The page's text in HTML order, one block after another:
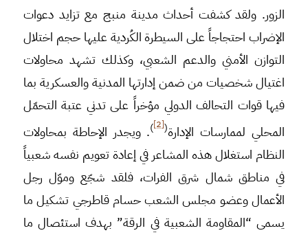
الزور. ولقد كشفت أحداث مدينة منبج مع تزايد دعوات
الإضراب احتجاجاً على السيطرة الكُردية عليها حجم اختلال
التوازن الأمني والدعم الشعبي، وكذلك تشهد محاولات
اغتيال شخصيات من ضمن إدارتها المدنية والعسكرية بما
فيها قوات التحالف الدولي مؤخراً على تدني عتبة التحمّل
المحلي لممارسات الإدارة(
[2]
). ويجدر الإحاطة بمحاولات
النظام استغلال هذه المشاعر في إعادة تعويم نفسه شعبياً
في مناطق شمال شرق الفرات، فلقد شجّع وموّل رجل
الأعمال وعضو مجلس الشعب حسام قاطرجي تشكيل ما
يسمى “المقاومة الشعبية في الرقة” بهدف استئصال ما